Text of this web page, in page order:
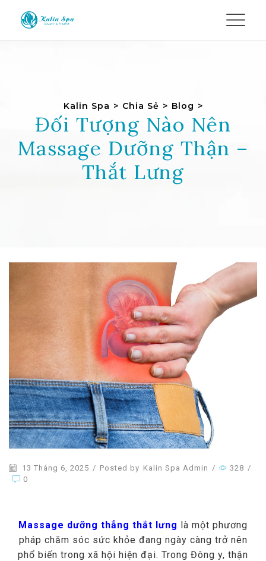
Kalin Spa > Chia Sẻ > Blog >
Đối Tượng Nào Nên
Massage Dưỡng Thận –
Thắt Lưng
13 Tháng 6, 2025 / Posted by Kalin Spa Admin / 328 /
0
Massage dưỡng thẳng thắt lưng là một phương
pháp chăm sóc sức khỏe đang ngày càng trở nên
phổ biến trong xã hội hiện đại. Trong Đông y, thận